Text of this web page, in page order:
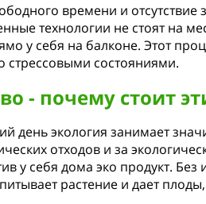
времени и
технологии не стоят на
у себя на балконе. Этот
стрессовыми состояниями.
- почему стоит
день экология занимает
отходов и за
у себя дома эко продукт.
растение и дает